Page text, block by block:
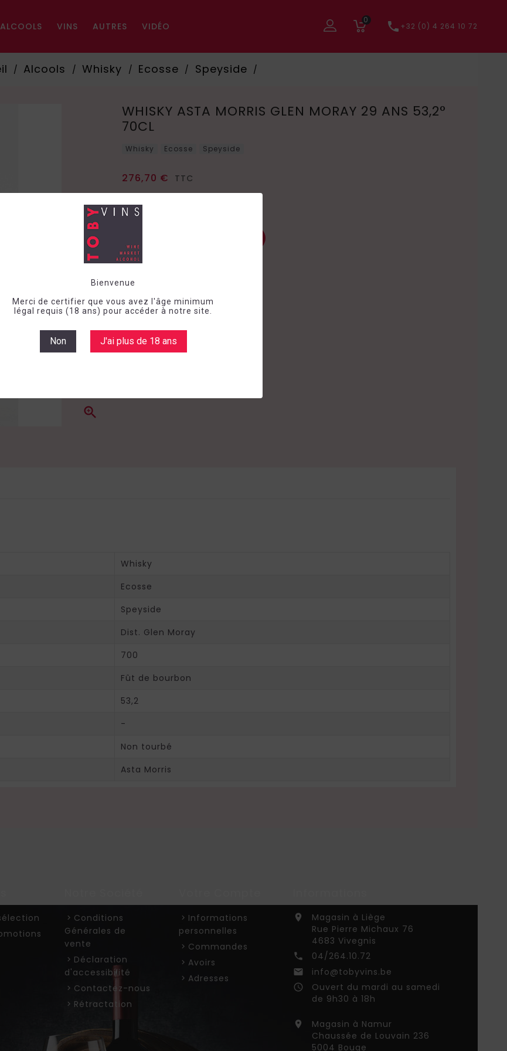
Bienvenue
Merci de certifier que vous avez l'âge minimum
légal requis (18 ans) pour accéder à notre site.
Non J'ai plus de 18 ans
ALCOOLS VINS AUTRES VIDÉO
0  +32 (0) 4 264 10 72
Alcools Whisky Ecosse Speyside

WHISKY ASTA MORRIS GLEN MORAY 29 ANS 53,2°
70CL
Whisky Ecosse Speyside
276,70 € TTC
Quantité
Labels et Médailles
Whisky
Ecosse
Speyside
Dist. Glen Moray
700
Fût de bourbon
53,2
-
Non tourbé
Asta Morris
Conditions
Générales de
vente
Déclaration
d'accessibilité
Contactez-nous
Rétractation
Informations
personnelles
Commandes
Avoirs
Adresses

Magasin à Liège
Rue Pierre Michaux 76
4683 Vivegnis
 04/264.10.72
 info@tobyvins.be
access_time
Ouvert du mardi au samedi
de 9h30 à 18h

Magasin à Namur
Chaussée de Louvain 236
5004 Bouge